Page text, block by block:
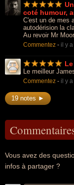
coté humour,
C'est un de mes
autodérision la
Au revoir Mr
Commentez - il y
Le meilleur
Commentez - il y
19 notes ►
Vous avez des
infos à partager ?